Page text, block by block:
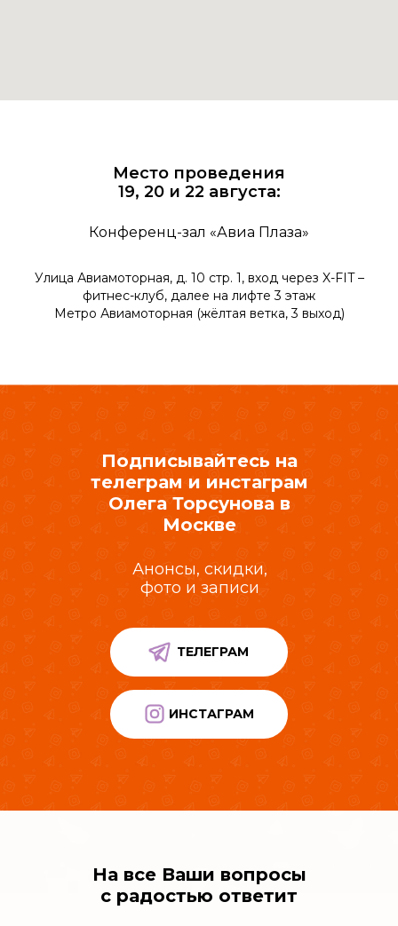
Место проведения
19, 20 и 22 августа:
Конференц-зал «Авиа Плаза»
Улица Авиамоторная, д. 10 стр. 1, вход через X-FIT –
фитнес-клуб, далее на лифте 3 этаж
Метро Авиамоторная (жёлтая ветка, 3 выход)
Подписывайтесь на
телеграм и инстаграм
Олега Торсунова в
Москве
Анонсы, скидки,
фото и записи
ТЕЛЕГРАМ
ИНСТАГРАМ
На все Ваши вопросы
с радостью ответит